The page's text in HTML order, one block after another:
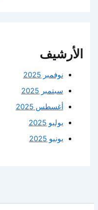
الأرشيف
نوفمبر 2025
سبتمبر 2025
أغسطس 2025
يوليو 2025
يونيو 2025